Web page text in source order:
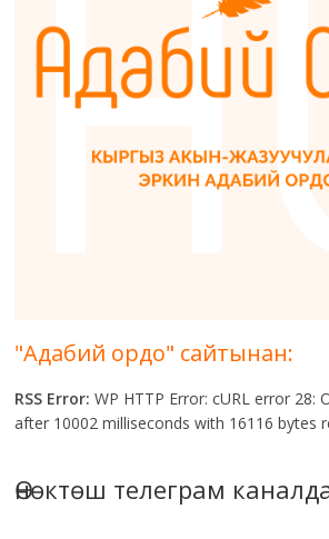
"Адабий ордо" сайтынан:
RSS Error: WP HTTP Error: cURL error 28:
after 10002 milliseconds with 16116 bytes
Өнөктөш телеграм